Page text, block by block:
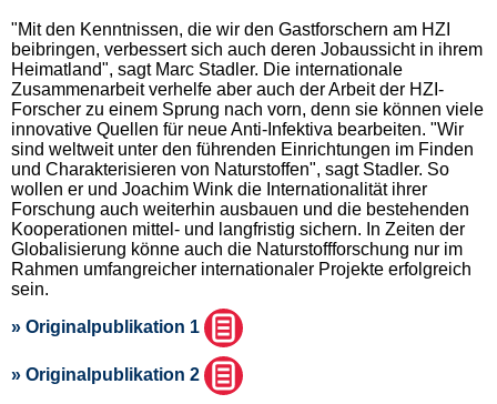
"Mit den Kenntnissen, die wir den Gastforschern am HZI
beibringen, verbessert sich auch deren Jobaussicht in ihrem
Heimatland", sagt Marc Stadler. Die internationale
Zusammenarbeit verhelfe aber auch der Arbeit der HZI-
Forscher zu einem Sprung nach vorn, denn sie können viele
innovative Quellen für neue Anti-Infektiva bearbeiten. "Wir
sind weltweit unter den führenden Einrichtungen im Finden
und Charakterisieren von Naturstoffen", sagt Stadler. So
wollen er und Joachim Wink die Internationalität ihrer
Forschung auch weiterhin ausbauen und die bestehenden
Kooperationen mittel- und langfristig sichern. In Zeiten der
Globalisierung könne auch die Naturstoffforschung nur im
Rahmen umfangreicher internationaler Projekte erfolgreich
sein.
» Originalpublikation 1
» Originalpublikation 2